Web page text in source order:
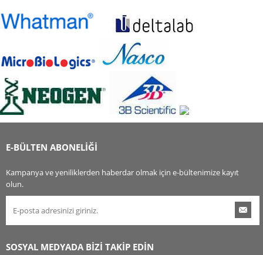
E-BÜLTEN ABONELİĞİ
Kampanya ve yeniliklerden haberdar olmak için e-bültenimize kayıt
olun.
SOSYAL MEDYADA BİZİ TAKİP EDİN